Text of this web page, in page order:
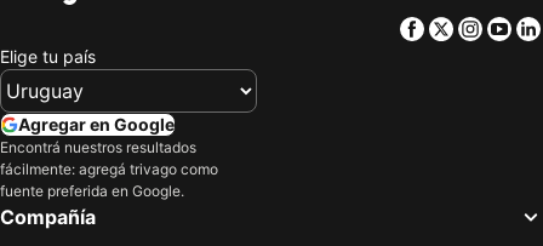
Crema, bed and breakfasts
Gallarate, bed and breakfasts
Rota d’Imagna, bed and breakfasts
Novara, bed and breakfasts
Vigevano, bed and breakfasts
Merone, bed and breakfasts
Monza, bed and breakfasts
Facebook
Twitter
Elige tu país
Agregar en Google
Encontrá nuestros resultados
fácilmente: agregá trivago como
fuente preferida en Google.
Compañía